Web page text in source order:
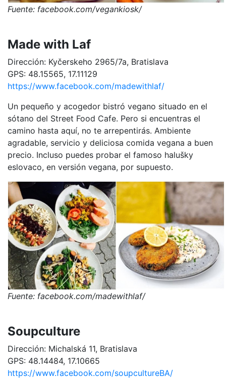
Fuente: facebook.com/vegankiosk/
Made with Laf
Dirección: Kyčerskeho 2965/7a, Bratislava
GPS: 48.15565, 17.11129
https://www.facebook.com/madewithlaf/
Un pequeño y acogedor bistró vegano situado en el
sótano del Street Food Cafe. Pero si encuentras el
camino hasta aquí, no te arrepentirás. Ambiente
agradable, servicio y deliciosa comida vegana a buen
precio. Incluso puedes probar el famoso halušky
eslovaco, en versión vegana, por supuesto.
Fuente: facebook.com/madewithlaf/
Soupculture
Dirección: Michalská 11, Bratislava
GPS: 48.14484, 17.10665
https://www.facebook.com/soupcultureBA/